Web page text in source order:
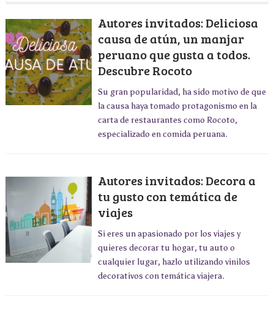
Autores invitados: Deliciosa
causa de atún, un manjar
peruano que gusta a todos.
Descubre Rocoto
Su gran popularidad, ha sido motivo de que
la causa haya tomado protagonismo en la
carta de restaurantes como Rocoto,
especializado en comida peruana.
Autores invitados: Decora a
tu gusto con temática de
viajes
Si eres un apasionado por los viajes y
quieres decorar tu hogar, tu auto o
cualquier lugar, hazlo utilizando vinilos
decorativos con temática viajera.